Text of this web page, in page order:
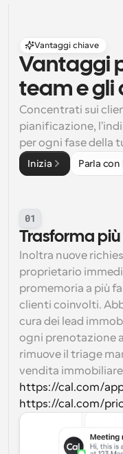
Vantaggi chiave
Vantaggi
team e gli
Concentrati sui
pianificazione,
per ogni fase della
Inizia Parla
01
Trasforma
Inoltra nuove
proprietario
promemoria a più
clienti coinvolti.
cura dei lead
ogni prenotazione
rimuove il triage
https://cal.com/
https://cal.com/